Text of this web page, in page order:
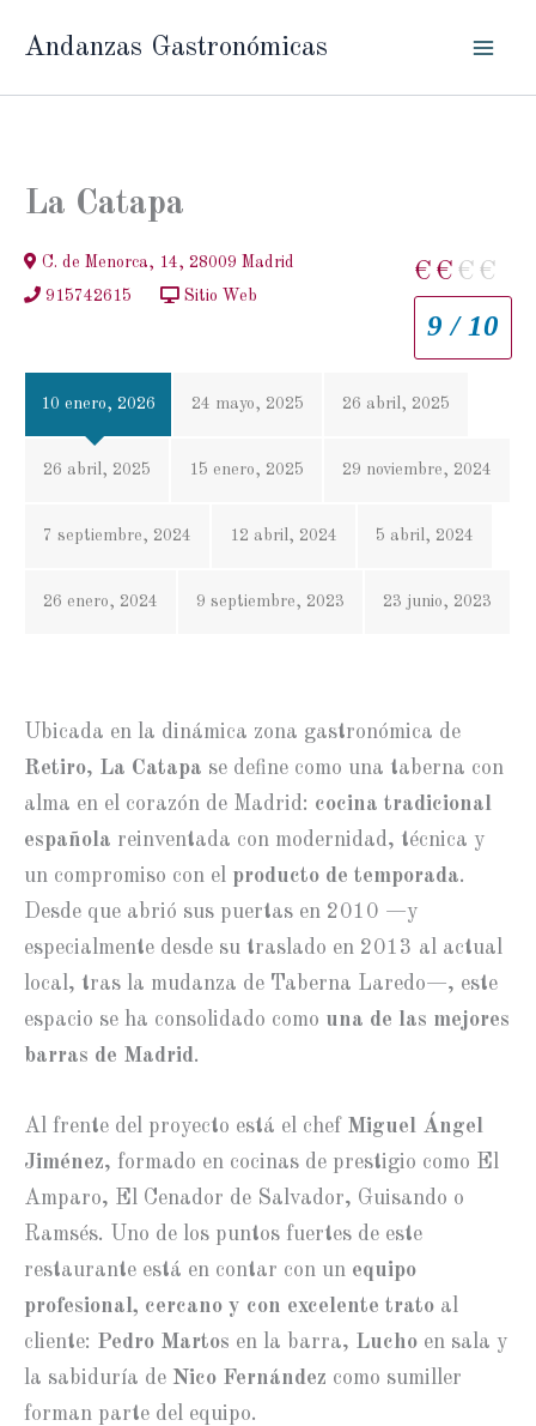
Andanzas Gastronómicas
La Catapa
C. de Menorca, 14, 28009 Madrid
915742615
Sitio Web
€ € € €
9 / 10
10 enero, 2026 24 mayo, 2025 26 abril, 2025
26 abril, 2025 15 enero, 2025 29 noviembre, 2024
7 septiembre, 2024 12 abril, 2024 5 abril, 2024
26 enero, 2024 9 septiembre, 2023 23 junio, 2023
Ubicada en la dinámica zona gastronómica de
Retiro, La Catapa se define como una taberna con
alma en el corazón de Madrid: cocina tradicional
española reinventada con modernidad, técnica y
un compromiso con el producto de temporada.
Desde que abrió sus puertas en 2010 —y
especialmente desde su traslado en 2013 al actual
local, tras la mudanza de Taberna Laredo—, este
espacio se ha consolidado como una de las mejores
barras de Madrid .
Al frente del proyecto está el chef Miguel Ángel
Jiménez, formado en cocinas de prestigio como El
Amparo, El Cenador de Salvador, Guisando o
Ramsés. Uno de los puntos fuertes de este
restaurante está en contar con un equipo
profesional, cercano y con excelente trato al
cliente: Pedro Martos en la barra, Lucho en sala y
la sabiduría de Nico Fernández como sumiller
forman parte del equipo.